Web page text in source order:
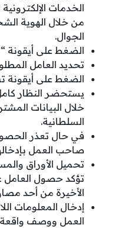
الخدمات
من خلال الهوية
الجوال.
الضغط على أيقونة
تحديد العامل
الضغط على أيقونة
يستحضر النظار
خلال البيانات
السلطانية.
في حال تعذر
صاحب العمل
تحميل الأوراق
تؤكد حصول العامل
الأخيرة من أحد
إدخال المعلومات
العمل ووصف